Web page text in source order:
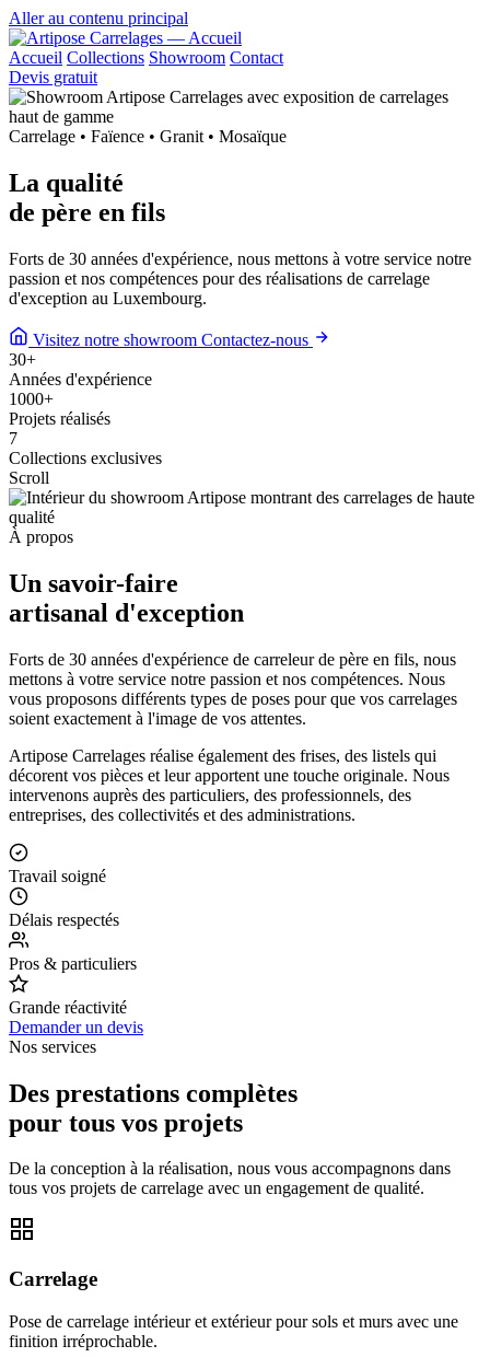
Aller au contenu principal
Accueil Collections Showroom Contact
Devis gratuit
Carrelage • Faïence • Granit • Mosaïque
La qualité
de père en fils
Forts de 30 années d'expérience, nous mettons à votre service notre
passion et nos compétences pour des réalisations de carrelage
d'exception au Luxembourg.
Visitez notre showroom Contactez-nous
30+
Années d'expérience
1000+
Projets réalisés
7
Collections exclusives
Scroll
À propos
Un savoir-faire
artisanal d'exception
Forts de 30 années d'expérience de carreleur de père en fils, nous
mettons à votre service notre passion et nos compétences. Nous
vous proposons différents types de poses pour que vos carrelages
soient exactement à l'image de vos attentes.
Artipose Carrelages réalise également des frises, des listels qui
décorent vos pièces et leur apportent une touche originale. Nous
intervenons auprès des particuliers, des professionnels, des
entreprises, des collectivités et des administrations.
Travail soigné
Délais respectés
Pros & particuliers
Grande réactivité
Demander un devis
Nos services
Des prestations complètes
pour tous vos projets
De la conception à la réalisation, nous vous accompagnons dans
tous vos projets de carrelage avec un engagement de qualité.
Carrelage
Pose de carrelage intérieur et extérieur pour sols et murs avec une
finition irréprochable.